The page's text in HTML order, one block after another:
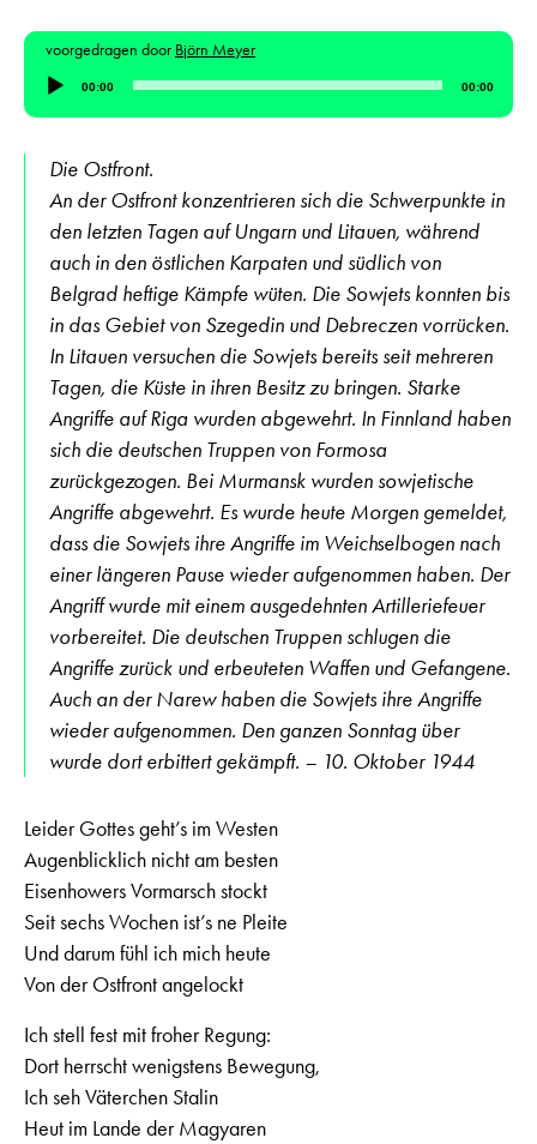
voorgedragen door Björn Meyer
Audiospeler
00:00 00:00
Die Ostfront.
An der Ostfront konzentrieren sich die Schwerpunkte in
den letzten Tagen auf Ungarn und Litauen, während
auch in den östlichen Karpaten und südlich von
Belgrad heftige Kämpfe wüten. Die Sowjets konnten bis
in das Gebiet von Szegedin und Debreczen vorrücken.
In Litauen versuchen die Sowjets bereits seit mehreren
Tagen, die Küste in ihren Besitz zu bringen. Starke
Angriffe auf Riga wurden abgewehrt. In Finnland haben
sich die deutschen Truppen von Formosa
zurückgezogen. Bei Murmansk wurden sowjetische
Angriffe abgewehrt. Es wurde heute Morgen gemeldet,
dass die Sowjets ihre Angriffe im Weichselbogen nach
einer längeren Pause wieder aufgenommen haben. Der
Angriff wurde mit einem ausgedehnten Artilleriefeuer
vorbereitet. Die deutschen Truppen schlugen die
Angriffe zurück und erbeuteten Waffen und Gefangene.
Auch an der Narew haben die Sowjets ihre Angriffe
wieder aufgenommen. Den ganzen Sonntag über
wurde dort erbittert gekämpft. – 10. Oktober 1944
Leider Gottes geht’s im Westen
Augenblicklich nicht am besten
Eisenhowers Vormarsch stockt
Seit sechs Wochen ist’s ne Pleite
Und darum fühl ich mich heute
Von der Ostfront angelockt
Ich stell fest mit froher Regung:
Dort herrscht wenigstens Bewegung,
Ich seh Väterchen Stalin
Heut im Lande der Magyaren